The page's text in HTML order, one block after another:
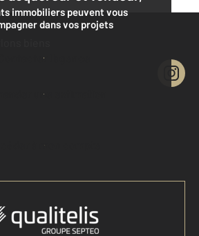
immobiliers peuvent vous
dans vos projets
Contacter l'agence
une estimation
biens
Accéder à mon compte